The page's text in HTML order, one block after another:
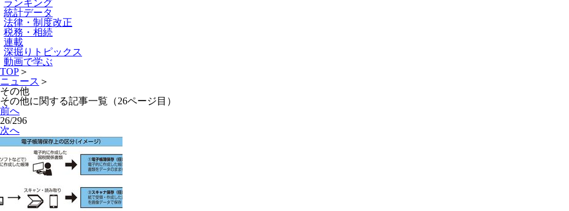
ランキング
統計データ
法律・制度改正
税務・相続
連載
深掘りトピックス
動画で学ぶ
TOP ＞
ニュース ＞
その他
その他に関する記事一覧（26ページ目）
前へ
26/296
次へ